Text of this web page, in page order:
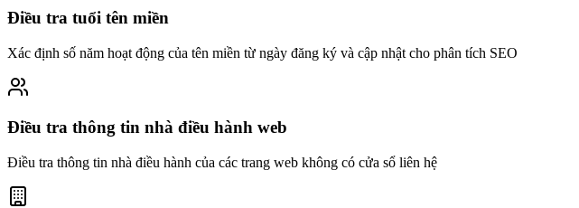
Điều tra tuổi tên miền
Xác định số năm hoạt động của tên miền từ ngày đăng ký và cập nhật cho phân tích SEO
Điều tra thông tin nhà điều hành web
Điều tra thông tin nhà điều hành của các trang web không có cửa sổ liên hệ